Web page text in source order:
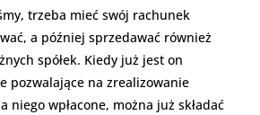
trzeba mieć swój rachunek
a później sprzedawać również
spółek. Kiedy już jest on
pozwalające na zrealizowanie
niego wpłacone, można już składać